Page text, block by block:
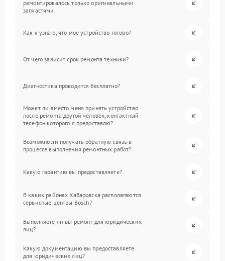
ремонтировалось только оригинальными
запчастями.
Как я узнаю, что мое устройство готово?
От чего зависит срок ремонта техники?
Диагностика проводится бесплатно?
Может ли вместо меня принять устройство
после ремонта другой человек, контактный
телефон которого я предоставлю?
Возможно ли получать обратную связь в
процессе выполнения ремонтных работ?
Какую гарантию вы предоставляете?
В каких районах Хабаровска располагаются
сервисные центры Bosch?
Выполняете ли вы ремонт для юридических
лиц?
Какую документацию вы предоставляете
для юридических лиц?